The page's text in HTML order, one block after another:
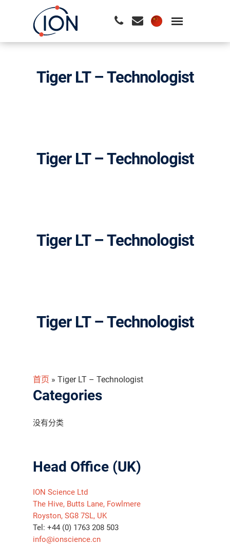
Tiger LT – Technologist
Tiger LT – Technologist
Tiger LT – Technologist
Tiger LT – Technologist
首页 » Tiger LT – Technologist
Categories
没有分类
Head Office (UK)
ION Science Ltd
The Hive, Butts Lane, Fowlmere
Royston, SG8 7SL, UK
Tel: +44 (0) 1763 208 503
info@ionscience.cn